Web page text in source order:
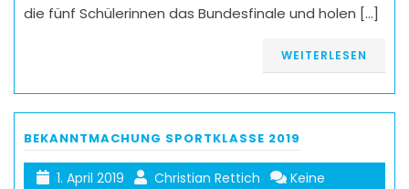
die fünf Schülerinnen das Bundesfinale und holen […]
WEITERLESEN
BEKANNTMACHUNG SPORTKLASSE 2019
1. April 2019 Christian Rettich
Keine